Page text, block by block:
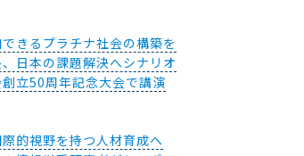
きるプラチナ社会の構築を
日本の課題解決へシナリオ
立50周年記念大会で講演
的視野を持つ人材育成へ